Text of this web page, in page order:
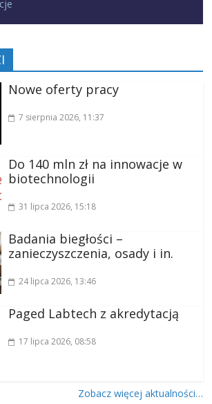
Nowe oferty pracy
7 sierpnia 2026, 11:37
Do 140 mln zł na innowacje w
biotechnologii
31 lipca 2026, 15:18
Badania biegłości –
zanieczyszczenia, osady i in.
24 lipca 2026, 13:46
Paged Labtech z akredytacją
17 lipca 2026, 08:58
Zobacz więcej aktualności…